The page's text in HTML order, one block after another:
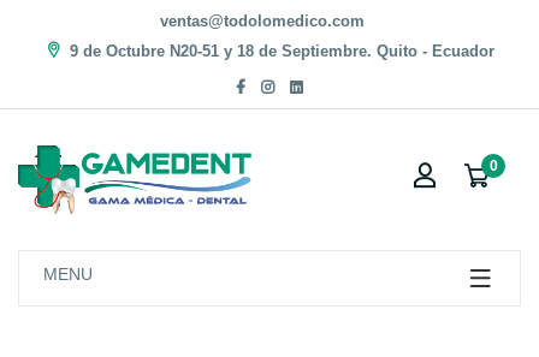
ventas@todolomedico.com
9 de Octubre N20-51 y 18 de Septiembre. Quito - Ecuador
0
MENU